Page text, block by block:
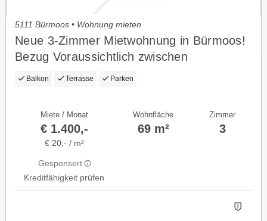
5111 Bürmoos • Wohnung mieten
Neue 3-Zimmer Mietwohnung in Bürmoos!
Bezug Voraussichtlich zwischen
01.10.2026 und 01.11.2026!
Balkon Terrasse Parken
Miete / Monat
€ 1.400,-
€ 20,- / m²
Gesponsert
Kreditfähigkeit prüfen
Wohnfläche
69 m²
Zimmer
3